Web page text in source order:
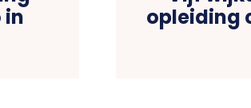
in
opleiding